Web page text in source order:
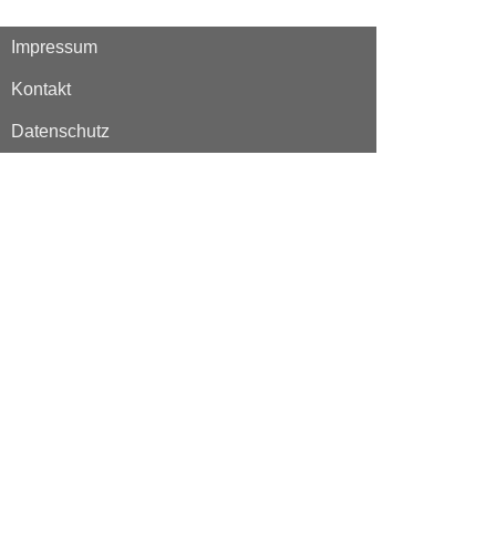
Impressum
Kontakt
Datenschutz